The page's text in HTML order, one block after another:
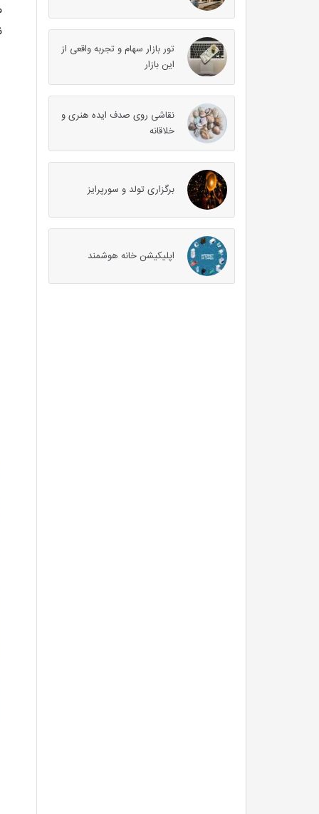
تور بازار سهام و تجربه واقعی از
این بازار
نقاشی روی صدف ایده هنری و
خلاقانه
برگزاری تولد و سورپرایز
اپلیکیشن خانه هوشمند